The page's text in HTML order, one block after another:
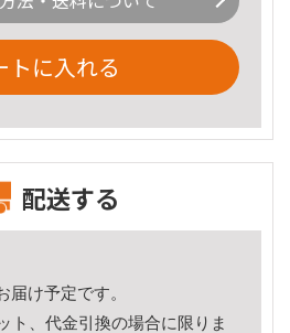
トに入れる
配送する
届け予定です。
ト、代金引換の場合に限りま